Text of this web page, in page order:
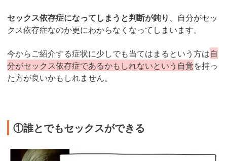
セックス依存症になってしまうと判断が鈍り 、自分がセッ
クス依存症なのか更にわからなくなってしまいます。
今からご紹介する症状に少しでも当てはまるという方は自
分がセックス依存症であるかもしれないという自覚を持っ
た方が良いかもしれません。
①誰とでもセックスができる